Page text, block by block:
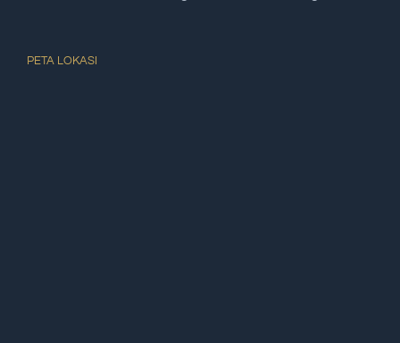
PETA LOKASI